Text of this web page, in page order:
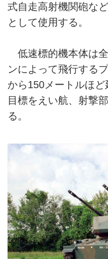
式自走高射機関砲な
として使用する。
低速標的機本体は
ンによって飛行する
から150メートルほ
目標をえい航、射撃
る。